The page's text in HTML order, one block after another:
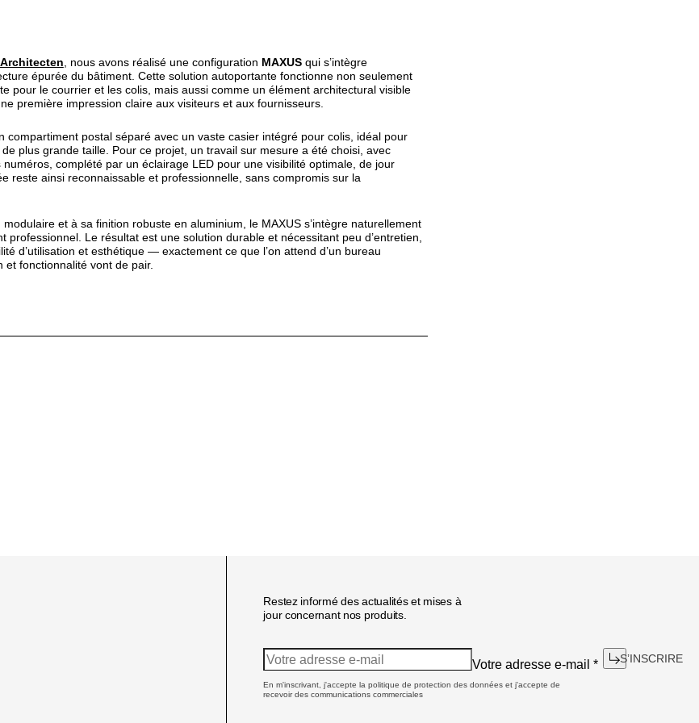
, nous avons réalisé une configuration MAXUSqui s’intègre
épurée du bâtiment. Cette solution autoportante fonctionne non seulement
pour le courrier et les colis, mais aussi comme un élément architectural visible
première impression claire aux visiteurs et aux fournisseurs.
compartiment postal séparé avec un vaste casier intégré pour colis, idéal pour
plus grande taille. Pour ce projet, un travail sur mesure a été choisi, avec
complété par un éclairage LED pour une visibilité optimale, de jour
reste ainsi reconnaissable et professionnelle, sans compromis sur la
et à sa finition robuste en aluminium, le MAXUS s’intègre naturellement
professionnel. Le résultat est une solution durable et nécessitant peu d’entretien,
d’utilisation et esthétique — exactement ce que l’on attend d’un bureau
et fonctionnalité vont de pair.
Restez informé des actualités et mises à
jour concernant nos produits.
Votre adresse e-mail * S’INSCRIRE
En m'inscrivant, j'accepte la politique de protection des données et j'accepte de
recevoir des communications commerciales